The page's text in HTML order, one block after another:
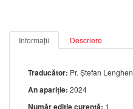
Informații Descriere
Traducător: Pr. Ștefan Lenghen
An apariție: 2024
Număr ediție curentă: 1